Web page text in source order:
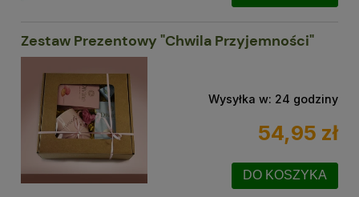
Zestaw Prezentowy "Chwila Przyjemności"
Wysyłka w: 24 godziny
54,95 zł
DO KOSZYKA